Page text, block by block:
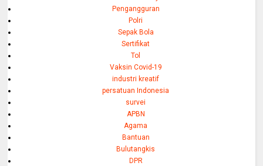
Pengangguran
Polri
Sepak Bola
Sertifikat
Tol
Vaksin Covid-19
industri kreatif
persatuan Indonesia
survei
APBN
Agama
Bantuan
Bulutangkis
DPR